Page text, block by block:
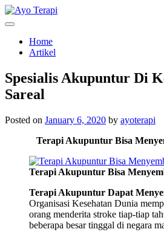
Skip
to
Home
Artikel
Spesialis Akupuntur Di
Sareal
Posted on January 6, 2020 by ayoterapi
Terapi Akupuntur Bisa
Terapi Akupuntur Bisa
Terapi Akupuntur Dapat
Organisasi Kesehatan Dunia
orang menderita stroke tiap-tiap
beberapa besar tinggal di negara